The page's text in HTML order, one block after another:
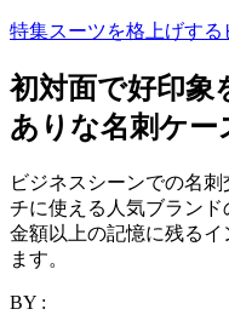
特集スーツを格上げする
初対面で好印象
ありな名刺ケー
ビジネスシーンでの名
チに使える人気ブラン
金額以上の記憶に残るイ
ます。
BY :